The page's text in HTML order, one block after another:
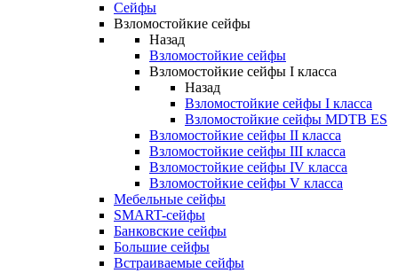
Сейфы
Взломостойкие сейфы
Назад
Взломостойкие сейфы
Взломостойкие сейфы I класса
Назад
Взломостойкие сейфы I класса
Взломостойкие сейфы MDTB ES
Взломостойкие сейфы II класса
Взломостойкие сейфы III класса
Взломостойкие сейфы IV класса
Взломостойкие сейфы V класса
Мебельные сейфы
SMART-сейфы
Банковские сейфы
Большие сейфы
Встраиваемые сейфы